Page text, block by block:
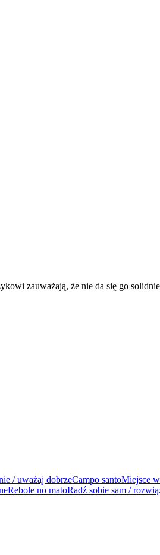
zauważają, że nie da się go
/ uważaj dobrzeCampo santoMiejsce
Rebole no matoRadź sobie sam /